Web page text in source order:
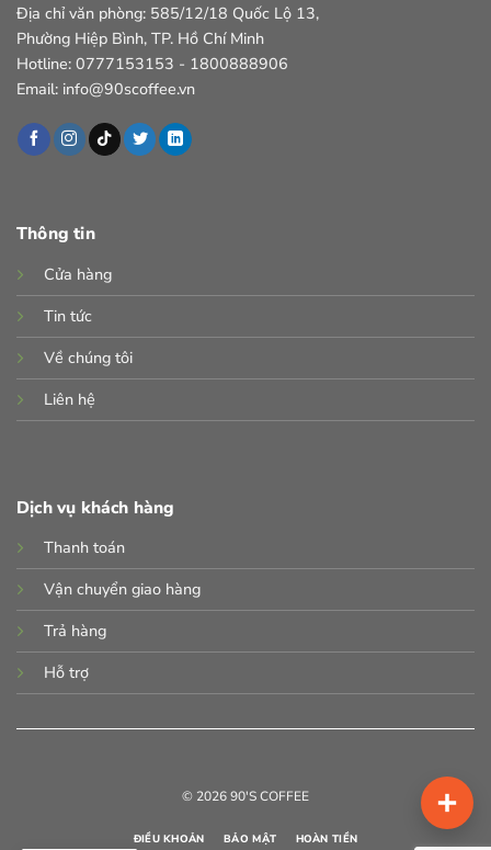
Địa chỉ văn phòng: 585/12/18 Quốc Lộ 13,
Phường Hiệp Bình, TP. Hồ Chí Minh
Hotline: 0777153153 - 1800888906
Email: info@90scoffee.vn
Thông tin
Cửa hàng
Tin tức
Về chúng tôi
Liên hệ
Dịch vụ khách hàng
Thanh toán
Vận chuyển giao hàng
Trả hàng
Hỗ trợ
© 2026 90'S COFFEE
ĐIỀU KHOẢN BẢO MẬT HOÀN TIỀN